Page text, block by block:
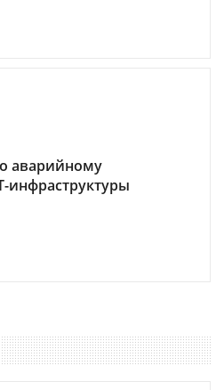
аварийному
инфраструктуры